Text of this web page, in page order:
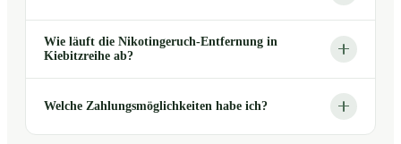
Wie läuft die Nikotingeruch-Entfernung in
Kiebitzreihe ab?
Welche Zahlungsmöglichkeiten habe ich?